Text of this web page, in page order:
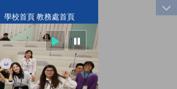
學校首頁|教務處首頁